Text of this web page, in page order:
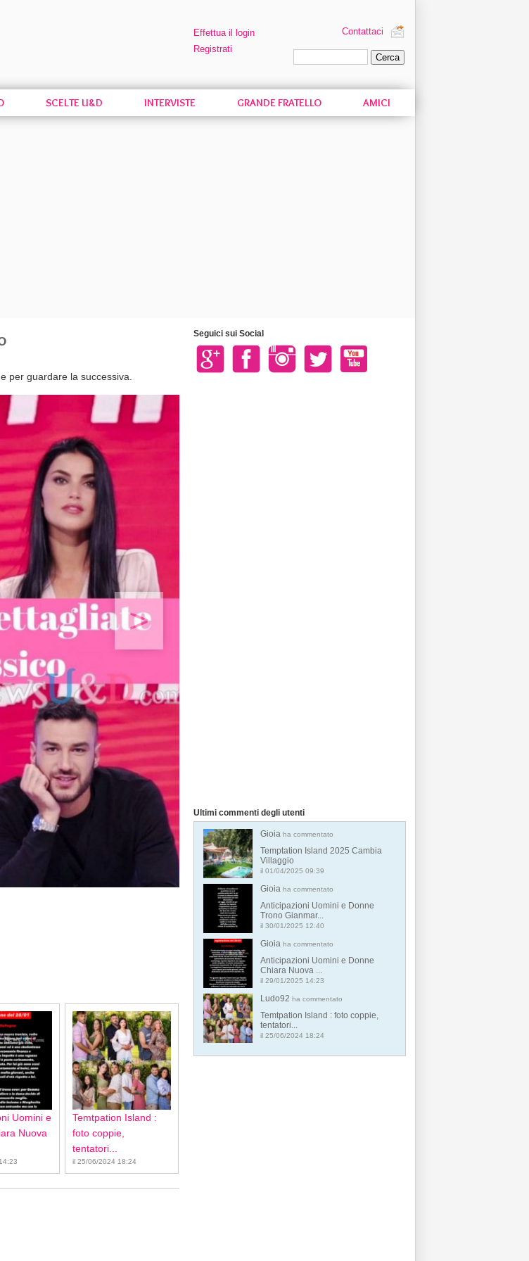
Effettua il login
Registrati
Contattaci
SCELTE U&D INTERVISTE GRANDE FRATELLO AMICI
per guardare la successiva.
>
Uomini e
Nuova
Temtpation Island :
foto coppie,
tentatori...
il 25/06/2024 18:24
Seguici sui Social
Ultimi commenti degli utenti
Gioia ha commentato
Temptation Island 2025 Cambia
Villaggio
il 01/04/2025 09:39
Gioia ha commentato
Anticipazioni Uomini e Donne
Trono Gianmar...
il 30/01/2025 12:40
Gioia ha commentato
Anticipazioni Uomini e Donne
Chiara Nuova ...
il 29/01/2025 14:23
Ludo92 ha commentato
Temtpation Island : foto coppie,
tentatori...
il 25/06/2024 18:24